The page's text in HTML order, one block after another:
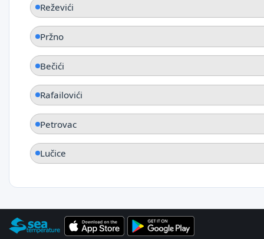
Reževići
Pržno
Bečići
Rafailovići
Petrovac
Lučice